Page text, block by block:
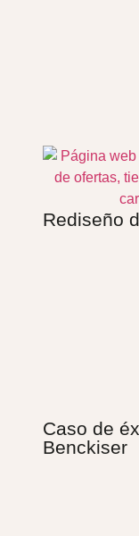
Rediseño
Caso de
Benckiser